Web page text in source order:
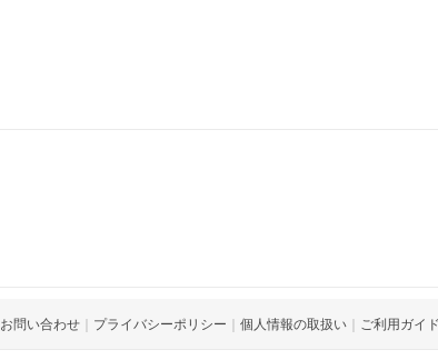
お問い合わせ プライバシーポリシー 個人情報の取扱い ご利用ガイド